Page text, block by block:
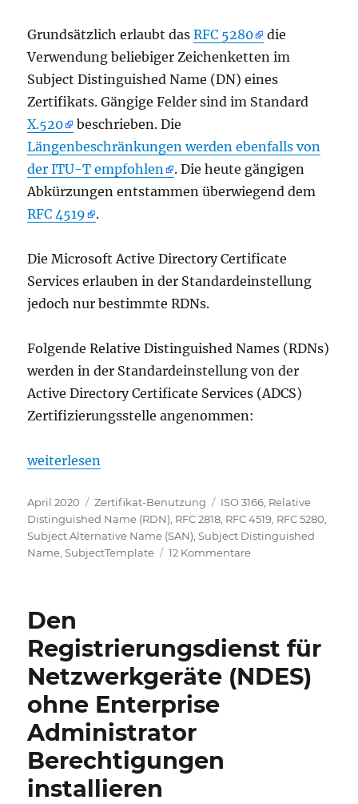
Grundsätzlich erlaubt dasRFC 5280
die
Verwendung beliebiger Zeichenketten im
Subject Distinguished Name (DN) eines
Zertifikats. Gängige Felder sind im Standard
X.520
beschrieben. Die
Längenbeschränkungen werden ebenfalls von
der ITU-T empfohlen
. Die heute gängigen
Abkürzungen entstammen überwiegend dem
RFC 4519
.
Die Microsoft Active Directory Certificate
Services erlauben in der Standardeinstellung
jedoch nur bestimmte RDNs.
Folgende Relative Distinguished Names (RDNs)
werden in der Standardeinstellung von der
Active Directory Certificate Services (ADCS)
Zertifizierungsstelle angenommen:
„Erlaubte Relative Distinguished Names (RDNs)
weiterlesen
Veröffentlicht
am
April 2020 Kategorien
Zertifikat-Benutzung Schlagwörter
ISO 3166 Relative
Distinguished Name (RDN) RFC 2818 RFC 4519 RFC 5280
Subject Alternative Name (SAN) ,Subject Distinguished
Name ,SubjectTemplate 12 Kommentarezu
im
Subject
Distinguished
Den
Registrierungsdienst für
Netzwerkgeräte (NDES)
ohne Enterprise
Administrator
Berechtigungen
installieren